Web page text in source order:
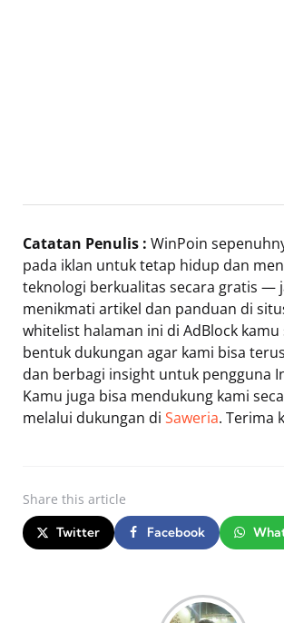
Catatan Penulis : WinPoin
pada iklan untuk tetap hidup dan
teknologi berkualitas secara gratis —
menikmati artikel dan panduan di
whitelist halaman ini di AdBlock kamu
bentuk dukungan agar kami bisa
dan berbagi insight untuk pengguna
Kamu juga bisa mendukung kami
melalui dukungan di Saweria. Terima
Share this article
Twitter Facebook